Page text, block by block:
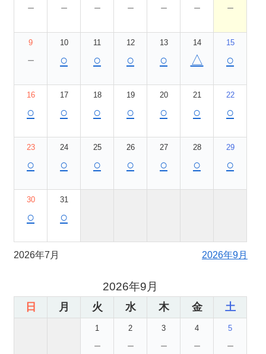
－ － － － － － －
9
－
10
○
11
○
12
○
13
○
14
△
15
○
16
○
17
○
18
○
19
○
20
○
21
○
22
○
23
○
24
○
25
○
26
○
27
○
28
○
29
○
30
○
31
○
2026年7月 2026年9月
2026年9月
日 月 火 水 木 金 土
1
－
2
－
3
－
4
－
5
－